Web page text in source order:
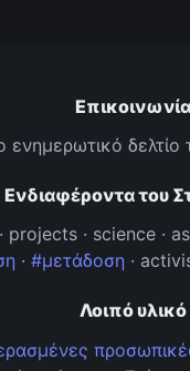
Επικοινωνία
ενημερωτικό
Ενδιαφέροντα του
projects · science ·
· #μετάδοση ·
Λοιπό υλικό